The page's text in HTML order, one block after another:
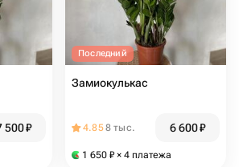
500₽
Последний
Замиокулькас
4.858 тыс. 6 600₽
1 650 ₽ × 4 платежа